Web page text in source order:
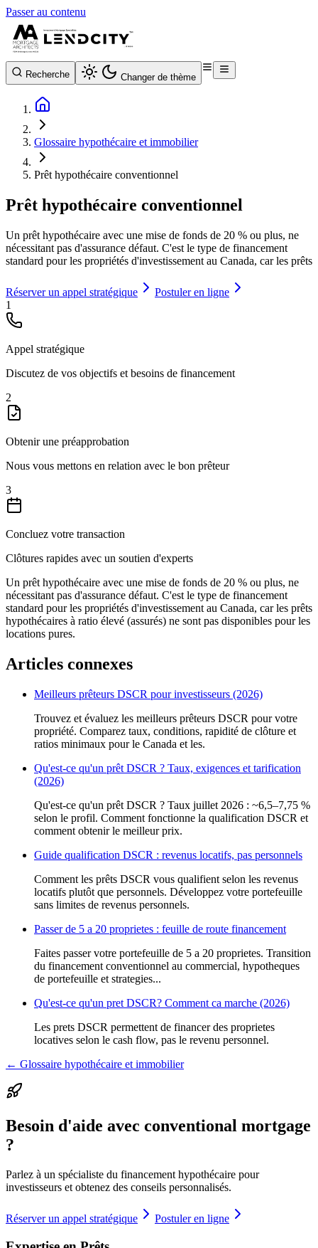
Passer au contenu
Recherche Changer de thème
Glossaire hypothécaire et immobilier
Prêt hypothécaire conventionnel
Prêt hypothécaire conventionnel
Un prêt hypothécaire avec une mise de fonds de 20 % ou plus, ne
nécessitant pas d'assurance défaut. C'est le type de financement
standard pour les propriétés d'investissement au Canada, car les prêts
Réserver un appel stratégique
Postuler en ligne
1
Appel stratégique
Discutez de vos objectifs et besoins de financement
2
Obtenir une préapprobation
Nous vous mettons en relation avec le bon prêteur
3
Concluez votre transaction
Clôtures rapides avec un soutien d'experts
Un prêt hypothécaire avec une mise de fonds de 20 % ou plus, ne
nécessitant pas d'assurance défaut. C'est le type de financement
standard pour les propriétés d'investissement au Canada, car les prêts
hypothécaires à ratio élevé (assurés) ne sont pas disponibles pour les
locations pures.
Articles connexes
Meilleurs prêteurs DSCR pour investisseurs (2026)
Trouvez et évaluez les meilleurs prêteurs DSCR pour votre
propriété. Comparez taux, conditions, rapidité de clôture et
ratios minimaux pour le Canada et les.
Qu'est-ce qu'un prêt DSCR ? Taux, exigences et tarification
(2026)
Qu'est-ce qu'un prêt DSCR ? Taux juillet 2026 : ~6,5–7,75 %
selon le profil. Comment fonctionne la qualification DSCR et
comment obtenir le meilleur prix.
Guide qualification DSCR : revenus locatifs, pas personnels
Comment les prêts DSCR vous qualifient selon les revenus
locatifs plutôt que personnels. Développez votre portefeuille
sans limites de revenus personnels.
Passer de 5 a 20 proprietes : feuille de route financement
Faites passer votre portefeuille de 5 a 20 proprietes. Transition
du financement conventionnel au commercial, hypotheques
de portefeuille et strategies...
Qu'est-ce qu'un pret DSCR? Comment ca marche (2026)
Les prets DSCR permettent de financer des proprietes
locatives selon le cash flow, pas le revenu personnel.
← Glossaire hypothécaire et immobilier
Besoin d'aide avec conventional mortgage
?
Parlez à un spécialiste du financement hypothécaire pour
investisseurs et obtenez des conseils personnalisés.
Réserver un appel stratégique Postuler en ligne